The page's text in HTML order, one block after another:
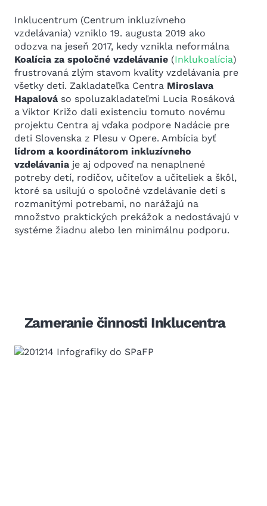
Inklucentrum (Centrum inkluzívneho
vzdelávania) vzniklo 19. augusta 2019 ako
odozva na jeseň 2017, kedy vznikla neformálna
Koalícia za spoločné vzdelávanie (Inklukoalícia)
frustrovaná zlým stavom kvality vzdelávania pre
všetky deti. Zakladateľka Centra Miroslava
Hapalová so spoluzakladateľmi Lucia Rosáková
a Viktor Križo dali existenciu tomuto novému
projektu Centra aj vďaka podpore Nadácie pre
deti Slovenska z Plesu v Opere. Ambícia byť
lídrom a koordinátorom inkluzívneho
vzdelávania je aj odpoveď na nenaplnené
potreby detí, rodičov, učiteľov a učiteliek a škôl,
ktoré sa usilujú o spoločné vzdelávanie detí s
rozmanitými potrebami, no narážajú na
množstvo praktických prekážok a nedostávajú v
systéme žiadnu alebo len minimálnu podporu.
Zameranie činnosti Inklucentra